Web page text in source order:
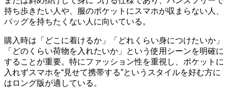
持ち歩きたい人や、服のポケットにスマホが収まらない人、
バッグを持ちたくない人に向いている。
購入時は「どこに着けるか」「どれくらい身につけたいか」
「どのくらい荷物を入れたいか」という使用シーンを明確に
することが重要。特にファッション性を重視し、ポケットに
入れずスマホを“見せて携帯する”というスタイルを好む方に
はロング版が適している。